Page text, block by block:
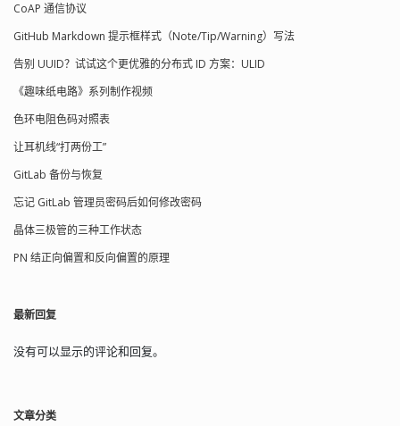
的一半，因此可以在该频段产生效果和
作用。对于 AM 波段，耳机线需要长到
100 米才有用，显然这是不切实际的。
结语 工程师们一直在寻求利用像电线这
作 FM 天线就是一个绝佳实例。综上所
述，只要配置一个合适的功率放大器、
及用于保护的二极管即可实现这种功
能。 参考文献 Skyworks Solutions，
AN383，“Si47XX 天线、原理图、布局和
设计指...
的射频载波进行整流（解调）。如果没
有二极管，调制会同时产生相等且相反
的交变电压，这在耳机中会平均为零。
没有声音。 二极管剥离了一个极性，耳
图包含在图3的原理图中。更深入的解
释，请参阅维基百科上关于矿石收音机
司的手册中有一个建议的 50 英尺倒 L 型
和图 3 中的描述重新创建它。图 4 展示
了我在我最喜欢的网站上找到的复古绝
“不完美”状态。 图 4. 室外天线使用避雷
器进行保护，并使用玻璃绝缘子将接收
线与地面隔离。 提高效率就是诀窍 矿石
微瓦）的功率，并有效地将其转换为我
需放大器。 联合广播公司的设计通过使
点，这样可以减少对调谐电路的负载，
CoAP 通信协议
GitHub Markdown 提示框样式（Note/Tip/Warning）写法
告别 UUID？试试这个更优雅的分布式 ID 方案：ULID
《趣味纸电路》系列制作视频
色环电阻色码对照表
让耳机线“打两份工”
GitLab 备份与恢复
忘记 GitLab 管理员密码后如何修改密码
晶体三极管的三种工作状态
PN 结正向偏置和反向偏置的原理
最新回复
没有可以显示的评论和回复。
文章分类